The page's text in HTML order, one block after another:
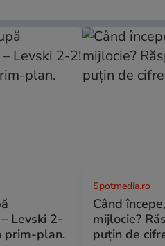
Levski 2-
prim-plan.
Spotmedia.ro
Când
mijlocie?
puțin de